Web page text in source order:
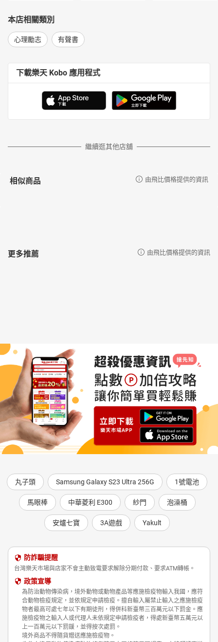
本店相關類別
心理勵志 有聲書
下載樂天 Kobo 應用程式
繼續逛其他店舖
相似商品 由飛比價格提供的資訊
更多推薦 由飛比價格提供的資訊
丸子頭 Samsung Galaxy S23 Ultra 256G 1號電池
馬眼棒 中華菱利 E300 紗門 泡澡桶
安爐七寶 3A遊戲 Yakult
防詐騙提醒
台灣樂天市場與店家不會主動致電要求解除分期付款、要求ATM轉帳。
政策宣導
為防治動物傳染病，境外動物或動物產品等應施檢疫物輸入我國，應符
合動物檢疫規定，並依規定申請檢疫。擅自輸入屬禁止輸入之應施檢疫
物者最高可處七年以下有期徒刑，得併科新臺幣三百萬元以下罰金。應
施檢疫物之輸入人或代理人未依規定申請檢疫者，得處新臺幣五萬元以
上一百萬元以下罰鍰，並得按次處罰。
境外商品不得隨貨贈送應施檢疫物。